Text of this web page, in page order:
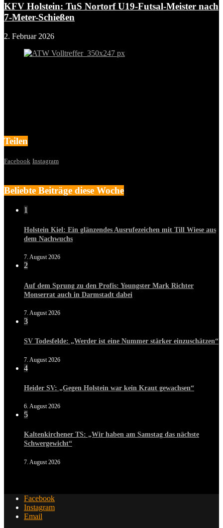
KFV Holstein: TuS Nortorf U19-Futsal-Meister nach
7-Meter-Schießen
2. Februar 2026
Teilen
Facebook Instagram
Beliebte Beiträge diese Woche
1
Holstein Kiel: Ein glänzendes Ausrufezeichen mit Till Wiese aus
dem Nachwuchs
7. August 2026
2
Auf dem Sprung zu den Profis: Youngster Mark Richter
Monserrat auch in Darmstadt dabei
7. August 2026
3
SV Todesfelde: „Werder ist eine Nummer stärker einzuschätzen“
7. August 2026
4
Heider SV: „Gegen Holstein war kein Kraut gewachsen“
6. August 2026
5
Kaltenkirchener TS: „Wir haben am Samstag das nächste
Schwergewicht“
7. August 2026
Facebook
Instagram
Email